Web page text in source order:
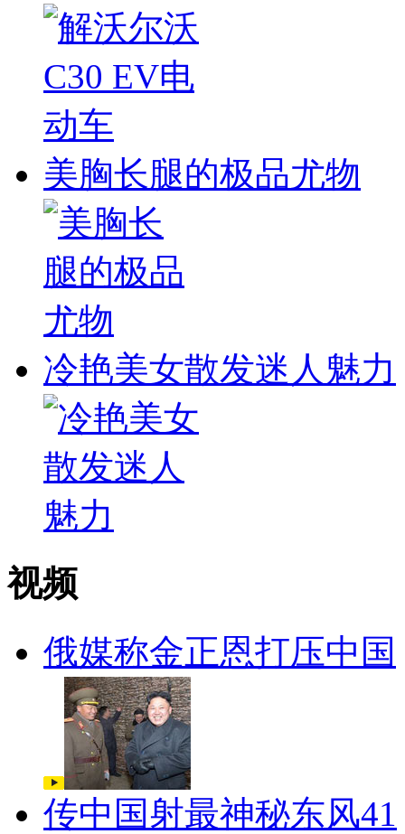
美胸长腿的极品尤物
冷艳美女散发迷人魅力
视频
俄媒称金正恩打压中国
传中国射最神秘东风41